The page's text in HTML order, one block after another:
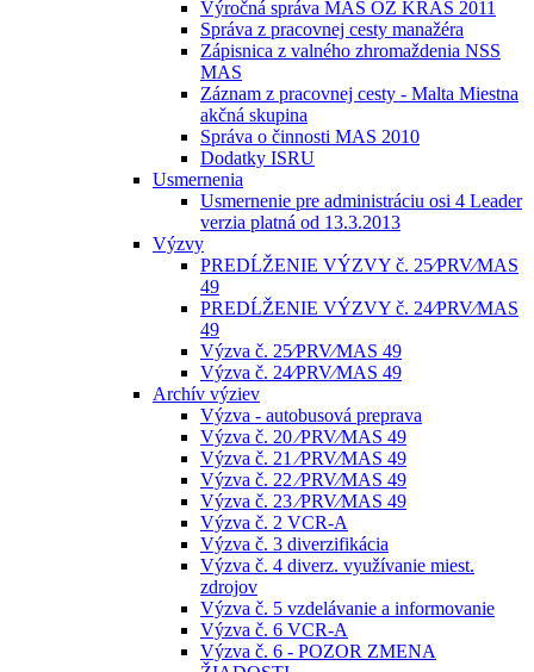
Výročná správa MAS OZ KRAS 2011
Správa z pracovnej cesty manažéra
Zápisnica z valného zhromaždenia NSS
MAS
Záznam z pracovnej cesty - Malta Miestna
akčná skupina
Správa o činnosti MAS 2010
Dodatky ISRU
Usmernenia
Usmernenie pre administráciu osi 4 Leader
verzia platná od 13.3.2013
Výzvy
PREDĹŽENIE VÝZVY č. 25⁄PRV⁄MAS
49
PREDĹŽENIE VÝZVY č. 24⁄PRV⁄MAS
49
Výzva č. 25⁄PRV⁄MAS 49
Výzva č. 24⁄PRV⁄MAS 49
Archív výziev
Výzva - autobusová preprava
Výzva č. 20 ⁄PRV⁄MAS 49
Výzva č. 21 ⁄PRV⁄MAS 49
Výzva č. 22 ⁄PRV⁄MAS 49
Výzva č. 23 ⁄PRV⁄MAS 49
Výzva č. 2 VCR-A
Výzva č. 3 diverzifikácia
Výzva č. 4 diverz. využívanie miest.
zdrojov
Výzva č. 5 vzdelávanie a informovanie
Výzva č. 6 VCR-A
Výzva č. 6 - POZOR ZMENA